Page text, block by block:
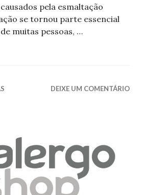
pela esmaltação
se tornou parte essencial
muitas pessoas, …
DEIXE UM COMENTÁRIO